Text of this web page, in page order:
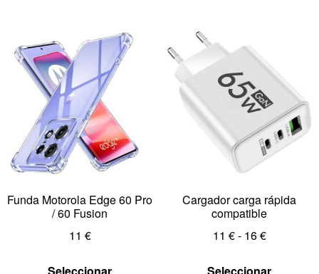
Funda Motorola Edge 60 Pro
/ 60 Fusion
11 €
Cargador carga rápida
compatible
11 €- 16€